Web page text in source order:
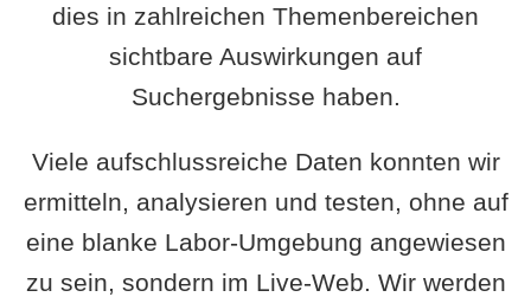
dies in zahlreichen Themenbereichen
sichtbare Auswirkungen auf
Suchergebnisse haben.
Viele aufschlussreiche Daten konnten wir
ermitteln, analysieren und testen, ohne auf
eine blanke Labor-Umgebung angewiesen
zu sein, sondern im Live-Web. Wir werden